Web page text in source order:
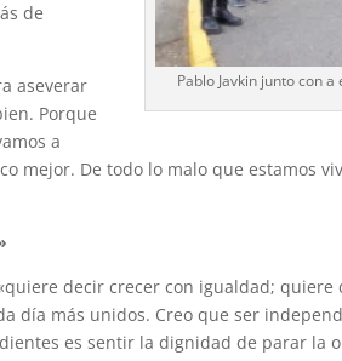
Pablo Javkin junto con
de
aseverar
Porque
a
mejor. De todo lo malo que estamos
decir crecer con igualdad; quiere
día más unidos. Creo que ser
es sentir la dignidad de parar la